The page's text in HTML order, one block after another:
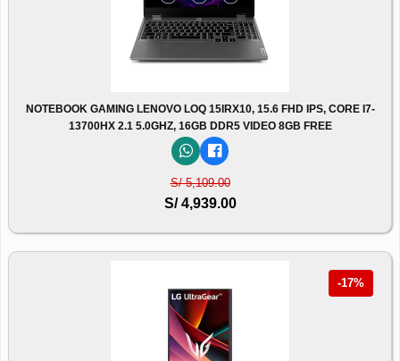
NOTEBOOK GAMING LENOVO LOQ 15IRX10, 15.6 FHD IPS, CORE I7-
13700HX 2.1 5.0GHZ, 16GB DDR5 VIDEO 8GB FREE
S/ 5,109.00
S/ 4,939.00
-17%